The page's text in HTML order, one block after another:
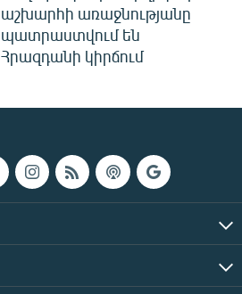
աշխարհի առաջնությանը
պատրաստվում են
Հրազդանի կիրճում